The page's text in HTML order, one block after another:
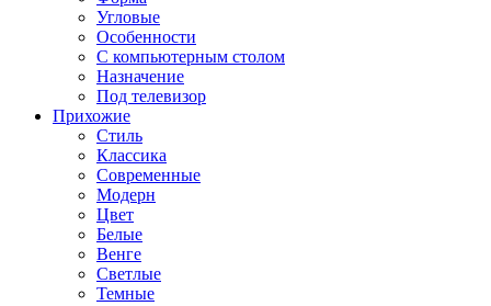
Угловые
Особенности
С компьютерным столом
Назначение
Под телевизор
Прихожие
Стиль
Классика
Современные
Модерн
Цвет
Белые
Венге
Светлые
Темные